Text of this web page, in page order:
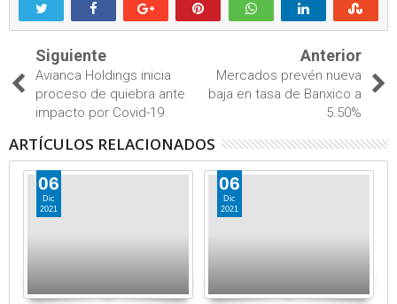
Siguiente
Avianca Holdings inicia
proceso de quiebra ante
impacto por Covid-19
Anterior
Mercados prevén nueva
baja en tasa de Banxico a
5.50%
ARTÍCULOS RELACIONADOS
06
Dic
2021
06
Dic
2021